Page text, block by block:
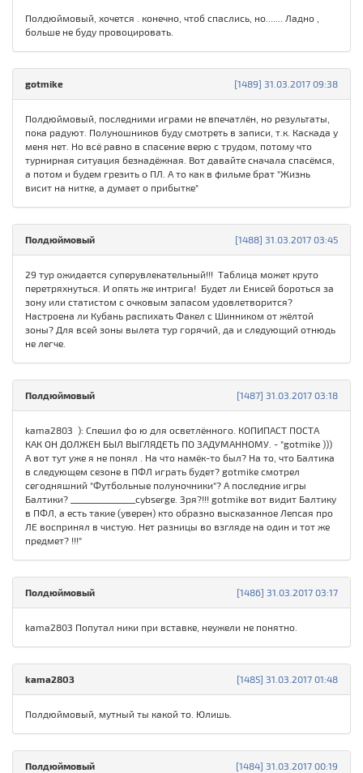
Полдюймовый, хочется . конечно, чтоб спаслись, но....... Ладно ,
больше не буду провоцировать.
[1489] 31.03.2017 09:38
gotmike
Полдюймовый, последними играми не впечатлён, но результаты,
пока радуют. Полуношников буду смотреть в записи, т.к. Каскада у
меня нет. Но всё равно в спасение верю с трудом, потому что
турнирная ситуация безнадёжная. Вот давайте сначала спасёмся,
а потом и будем грезить о ПЛ. А то как в фильме брат "Жизнь
висит на нитке, а думает о прибытке"
[1488] 31.03.2017 03:45
Полдюймовый
29 тур ожидается суперувлекательный!!! Таблица может круто
перетряхнуться. И опять же интрига! Будет ли Енисей бороться за
зону или статистом с очковым запасом удовлетворится?
Настроена ли Кубань распихать Факел с Шинником от жёлтой
зоны? Для всей зоны вылета тур горячий, да и следующий отнюдь
не легче.
[1487] 31.03.2017 03:18
Полдюймовый
kama280З ): Спешил фо ю для осветлённого. КОПИПАСТ ПОСТА
КАК ОН ДОЛЖЕН БЫЛ ВЫГЛЯДЕТЬ ПО ЗАДУМАННОМУ. - "gotmike )))
А вот тут уже я не понял . На что намёк-то был? На то, что Балтика
в следующем сезоне в ПФЛ играть будет? gotmike смотрел
сегодняшний "Футбольные полуночники"? А последние игры
Балтики? ________________cybserge. Зря?!!! gotmike вот видит Балтику
в ПФЛ, а есть такие (уверен) кто образно высказанное Лепсая про
ЛЕ воспринял в чистую. Нет разницы во взгляде на один и тот же
предмет? !!!"
[1486] 31.03.2017 03:17
Полдюймовый
kama280З Попутал ники при вставке, неужели не понятно.
[1485] 31.03.2017 01:48
kama280З
Полдюймовый, мутный ты какой то. Юлишь.
[1484] 31.03.2017 00:19
Полдюймовый